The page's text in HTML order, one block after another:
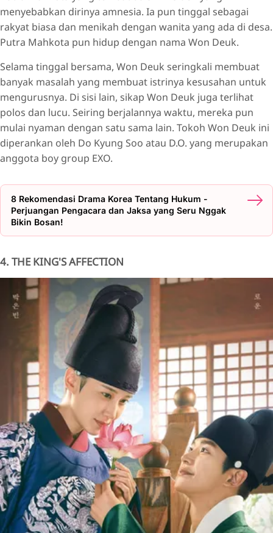
menyebabkan dirinya amnesia. Ia pun tinggal sebagai
rakyat biasa dan menikah dengan wanita yang ada di desa.
Putra Mahkota pun hidup dengan nama Won Deuk.
Selama tinggal bersama, Won Deuk seringkali membuat
banyak masalah yang membuat istrinya kesusahan untuk
mengurusnya. Di sisi lain, sikap Won Deuk juga terlihat
polos dan lucu. Seiring berjalannya waktu, mereka pun
mulai nyaman dengan satu sama lain. Tokoh Won Deuk ini
diperankan oleh Do Kyung Soo atau D.O. yang merupakan
anggota boy group EXO.
8 Rekomendasi Drama Korea Tentang Hukum -
Perjuangan Pengacara dan Jaksa yang Seru Nggak
Bikin Bosan!
4. THE KING'S AFFECTION